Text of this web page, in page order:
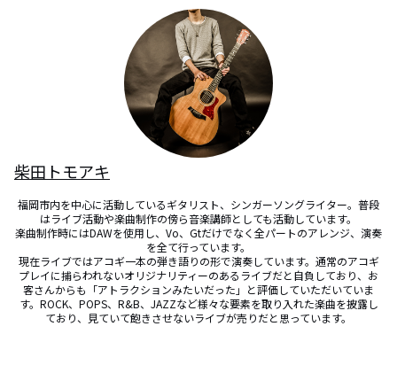
柴田トモアキ
福岡市内を中心に活動しているギタリスト、シンガーソングライター。普段
はライブ活動や楽曲制作の傍ら音楽講師としても活動しています。
楽曲制作時にはDAWを使用し、Vo、Gtだけでなく全パートのアレンジ、演奏
を全て行っています。
現在ライブではアコギ一本の弾き語りの形で演奏しています。通常のアコギ
プレイに捕らわれないオリジナリティーのあるライブだと自負しており、お
客さんからも「アトラクションみたいだった」と評価していただいていま
す。ROCK、POPS、R&B、JAZZなど様々な要素を取り入れた楽曲を披露し
ており、見ていて飽きさせないライブが売りだと思っています。